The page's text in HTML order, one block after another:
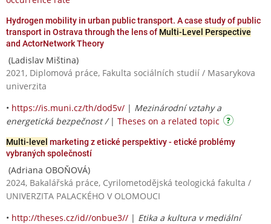
Hydrogen mobility in urban public transport. A case study of public
transport in Ostrava through the lens of Multi-Level Perspective
and ActorNetwork Theory
(Ladislav Miština)
2021, Diplomová práce, Fakulta sociálních studií / Masarykova
univerzita
• https://is.muni.cz/th/dod5v/ | Mezinárodní vztahy a
energetická bezpečnost / | Theses on a related topic
Multi-level marketing z etické perspektivy - etické problémy
vybraných společností
(Adriana OBOŇOVÁ)
2024, Bakalářská práce, Cyrilometodějská teologická fakulta /
UNIVERZITA PALACKÉHO V OLOMOUCI
• http://theses.cz/id//onbue3// | Etika a kultura v mediální